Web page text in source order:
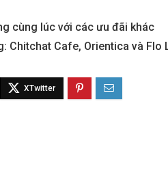
cùng lúc với các ưu đãi khác
Chitchat Cafe, Orientica và Flo